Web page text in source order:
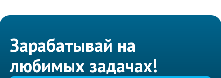
Зарабатывай на
любимых задачах!